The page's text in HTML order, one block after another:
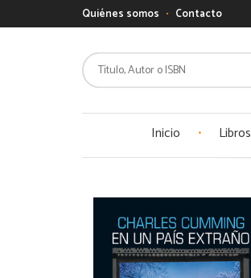
Quiénes somos Contacto
Inicio Libros